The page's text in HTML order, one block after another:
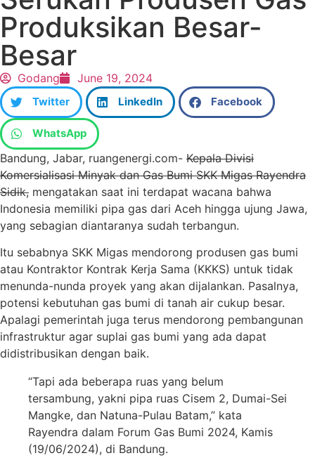
Produksikan Besar-
Besar
Godang June 19, 2024
Twitter LinkedIn Facebook
WhatsApp
Bandung, Jabar, ruangenergi.com- Kepala Divisi
Komersialisasi Minyak dan Gas Bumi SKK Migas Rayendra
Sidik, mengatakan saat ini terdapat wacana bahwa
Indonesia memiliki pipa gas dari Aceh hingga ujung Jawa,
yang sebagian diantaranya sudah terbangun.
Itu sebabnya SKK Migas mendorong produsen gas bumi
atau Kontraktor Kontrak Kerja Sama (KKKS) untuk tidak
menunda-nunda proyek yang akan dijalankan. Pasalnya,
potensi kebutuhan gas bumi di tanah air cukup besar.
Apalagi pemerintah juga terus mendorong pembangunan
infrastruktur agar suplai gas bumi yang ada dapat
didistribusikan dengan baik.
“Tapi ada beberapa ruas yang belum
tersambung, yakni pipa ruas Cisem 2, Dumai-Sei
Mangke, dan Natuna-Pulau Batam,” kata
Rayendra dalam Forum Gas Bumi 2024, Kamis
(19/06/2024), di Bandung.